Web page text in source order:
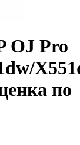
OJ Pro
по